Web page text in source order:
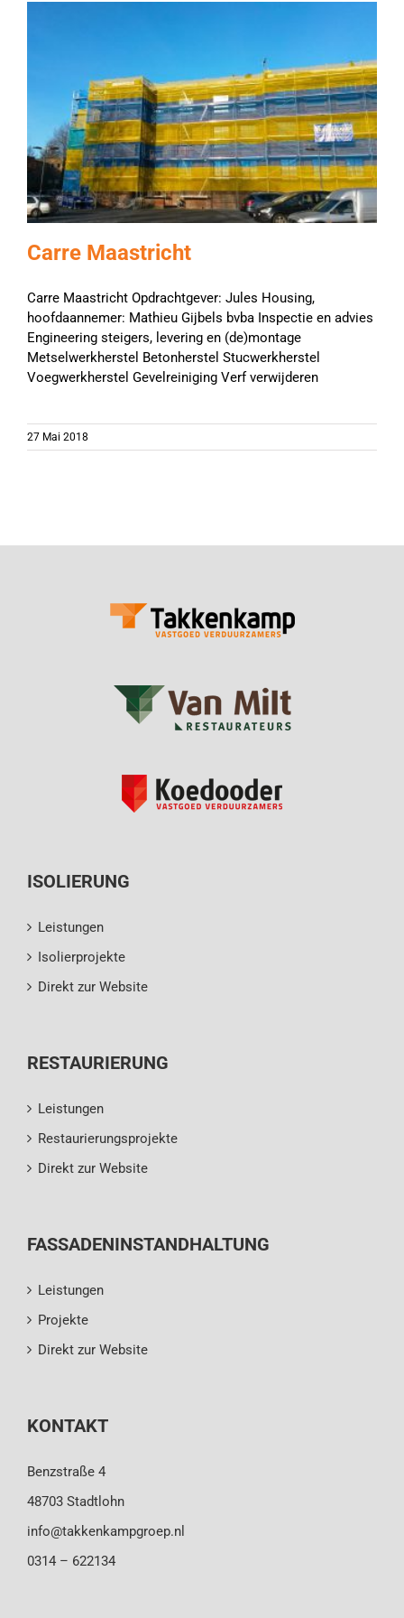
Carre Maastricht
Carre Maastricht Opdrachtgever: Jules Housing,
hoofdaannemer: Mathieu Gijbels bvba Inspectie en advies
Engineering steigers, levering en (de)montage
Metselwerkherstel Betonherstel Stucwerkherstel
Voegwerkherstel Gevelreiniging Verf verwijderen
27 Mai 2018
ISOLIERUNG
Leistungen
Isolierprojekte
Direkt zur Website
RESTAURIERUNG
Leistungen
Restaurierungsprojekte
Direkt zur Website
FASSADENINSTANDHALTUNG
Leistungen
Projekte
Direkt zur Website
KONTAKT
Benzstraße 4
48703 Stadtlohn
info@takkenkampgroep.nl
0314 – 622134